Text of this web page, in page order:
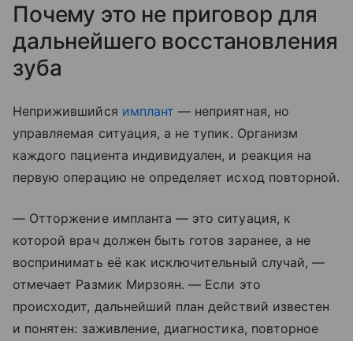
Почему это не приговор для
дальнейшего восстановления
зуба
Неприжившийся имплант — неприятная, но
управляемая ситуация, а не тупик. Организм
каждого пациента индивидуален, и реакция на
первую операцию не определяет исход повторной.
— Отторжение импланта — это ситуация, к
которой врач должен быть готов заранее, а не
воспринимать её как исключительный случай, —
отмечает Размик Мирзоян. — Если это
происходит, дальнейший план действий известен
и понятен: заживление, диагностика, повторное